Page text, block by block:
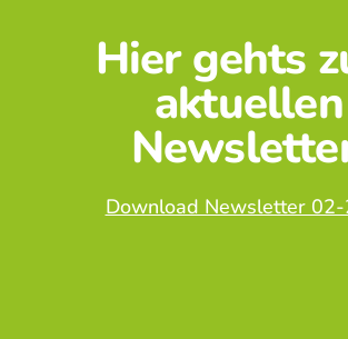
Hier gehts
aktuellen
Download Newsletter